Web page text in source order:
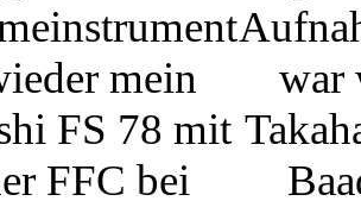
mein
FS 78 mit
FFC bei
war